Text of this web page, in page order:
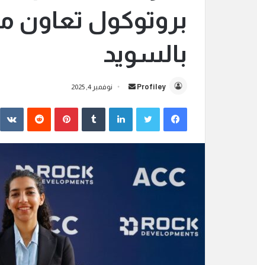
بروتوكول
بالسويد
Profiley
س
ل
ب
ل
نوفمبر 4, 2025
فيسبوك لينكدإن بينتيريست